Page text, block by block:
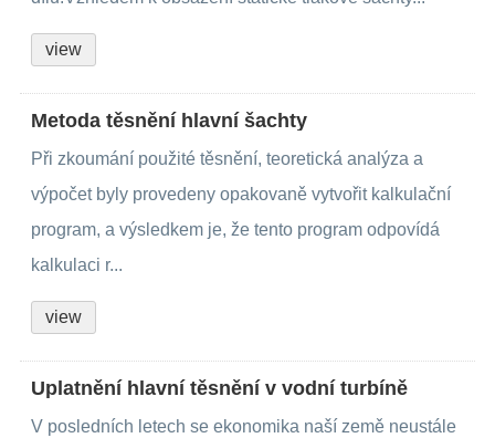
view
Metoda těsnění hlavní šachty
Při zkoumání použité těsnění, teoretická analýza a
výpočet byly provedeny opakovaně vytvořit kalkulační
program, a výsledkem je, že tento program odpovídá
kalkulaci r...
view
Uplatnění hlavní těsnění v vodní turbíně
V posledních letech se ekonomika naší země neustále